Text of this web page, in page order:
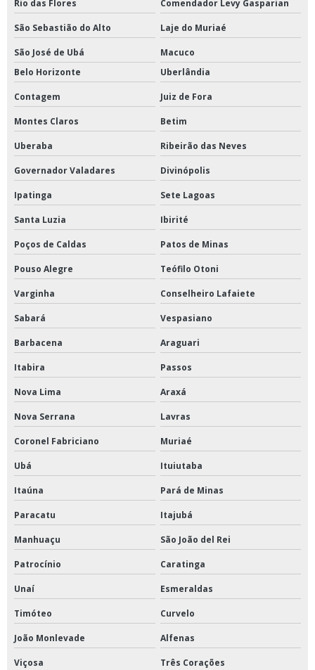
Rio das Flores Comendador Levy Gasparian
São Sebastião do Alto Laje do Muriaé
São José de Ubá
Macuco
Belo Horizonte
Uberlândia
Contagem Juiz de Fora
Montes Claros Betim
Uberaba Ribeirão das Neves
Governador Valadares Divinópolis
Ipatinga Sete Lagoas
Santa Luzia Ibirité
Poços de Caldas Patos de Minas
Pouso Alegre Teófilo Otoni
Varginha Conselheiro Lafaiete
Sabará Vespasiano
Barbacena Araguari
Itabira Passos
Nova Lima Araxá
Nova Serrana Lavras
Coronel Fabriciano Muriaé
Ubá Ituiutaba
Itaúna Pará de Minas
Paracatu Itajubá
Manhuaçu São João del Rei
Patrocínio Caratinga
Unaí Esmeraldas
Timóteo Curvelo
João Monlevade Alfenas
Viçosa Três Corações